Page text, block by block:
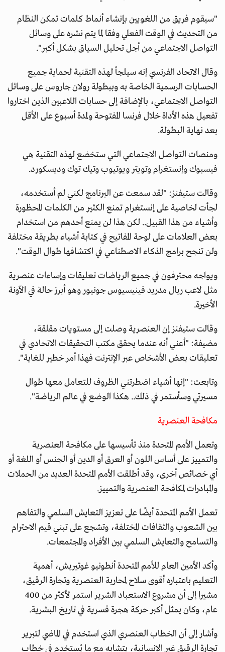
"سيقوم فريق من اللغويين بإنشاء أنماط كلمات تمكن النظام
من التحديث في الوقت الفعلي وفقا لما يتم نشره على وسائل
التواصل الاجتماعي من أجل تحليل السياق بشكل أكبر".
وقال الاتحاد الفرنسي إنه سيلجأ لهذه التقنية لحماية جميع
الحسابات الرسمية الخاصة به وببطولة رولان جاروس على وسائل
التواصل الاجتماعي، بالإضافة إلى حسابات اللاعبين الذين اختاروا
تفعيل هذه الأداة خلال فرنسا المفتوحة ولمدة أسبوع على الأقل
بعد نهاية البطولة.
ومنصات التواصل الاجتماعي التي ستخضع لهذه التقنية هي
فيسبوك وإنستغرام وتويتر ويوتيوب وتيك توك وديسكورد.
وقالت ستيفنز: "لقد سمعت عن البرنامج لكني لم أستخدمه،
لجأت لخاصية على إنستغرام تمنع الكثير من الكلمات المحظورة
وأشياء من هذا القبيل.. لكن هذا لن يمنع أحدهم من استخدام
بعض العلامات على لوحة المفاتيح في كتابة أشياء بطريقة مختلفة
ولن تنجح برامج الذكاء الاصطناعي في اكتشافها طوال الوقت".
ويواجه محترفون في جميع الرياضات تعليقات وإساءات عنصرية
مثل لاعب ريال مدريد فينيسيوس جونيور وهو أبرز حالة في الآونة
الأخيرة.
وقالت ستيفنز إن العنصرية وصلت إلى مستويات مقلقة،
مضيفة: "أعني أنه عندما يحقق مكتب التحقيقات الاتحادي في
تعليقات بعض الأشخاص عبر الإنترنت فهذا أمر خطير للغاية".
وتابعت: "إنها أشياء اضطرتني الظروف للتعامل معها طوال
مسيرتي وسأستمر في ذلك.. هكذا الوضع في عالم الرياضة".
مكافحة العنصرية
وتعمل الأمم المتحدة منذ تأسيسها على مكافحة العنصرية
والتمييز على أساس اللون أو العرق أو الدين أو الجنس أو اللغة أو
أي خصائص أخرى، وقد أطلقت الأمم المتحدة العديد من الحملات
والمبادرات لمكافحة العنصرية والتمييز.
تعمل الأمم المتحدة أيضًا على تعزيز التعايش السلمي والتفاهم
بين الشعوب والثقافات المختلفة، وتشجع على تبني قيم الاحترام
والتسامح والتعايش السلمي بين الأفراد والمجتمعات.
وأكد الأمين العام للأمم المتحدة أنطونيو غوتيريش، أهمية
التعليم باعتباره أقوى سلاح لمحاربة العنصرية وتجارة الرقيق،
مشيرا إلى أن مشروع الاستعباد الشرير استمر لأكثر من 400
عام، وكان يمثل أكبر حركة هجرة قسرية في تاريخ البشرية.
وأشار إلى أن الخطاب العنصري الذي استخدم في الماضي لتبرير
تجارة الرقيق غير الإنسانية، يتشابه مع ما يُستخدم في خطاب